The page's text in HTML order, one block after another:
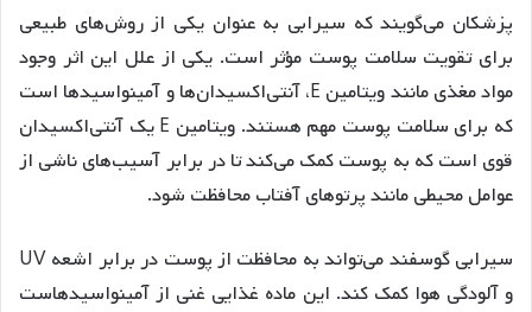
پزشکان می‌گویند که سیرابی به عنوان یکی از روش‌های طبیعی
برای تقویت سلامت پوست مؤثر است. یکی از علل این اثر وجود
مواد مغذی مانند ویتامین E، آنتی‌اکسیدان‌ها و آمینواسیدها است
که برای سلامت پوست مهم هستند. ویتامین E یک آنتی‌اکسیدان
قوی است که به پوست کمک می‌کند تا در برابر آسیب‌های ناشی از
عوامل محیطی مانند پرتوهای آفتاب محافظت شود.
سیرابی گوسفند می‌تواند به محافظت از پوست در برابر اشعه UV
و آلودگی هوا کمک کند. این ماده غذایی غنی از آمینواسیدهاست